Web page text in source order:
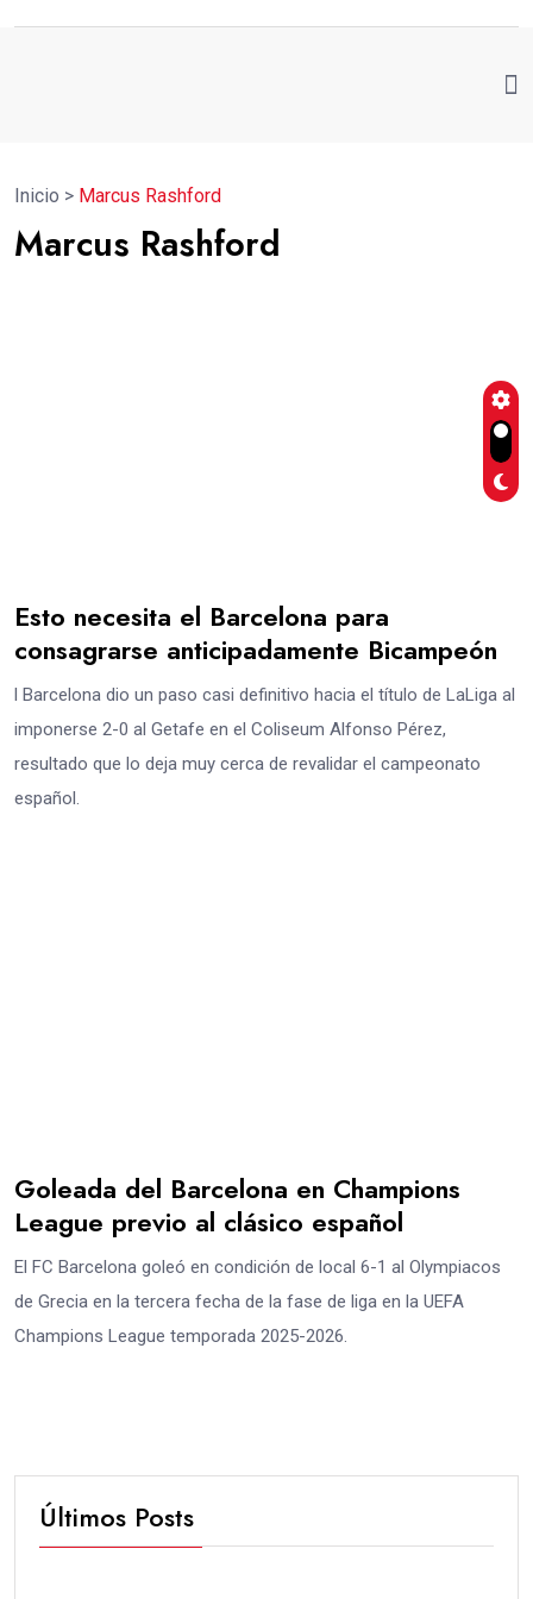
Inicio > Marcus Rashford
Marcus Rashford
Esto necesita el Barcelona para
consagrarse anticipadamente Bicampeón
l Barcelona dio un paso casi definitivo hacia el título de LaLiga al
imponerse 2-0 al Getafe en el Coliseum Alfonso Pérez,
resultado que lo deja muy cerca de revalidar el campeonato
español.
Goleada del Barcelona en Champions
League previo al clásico español
El FC Barcelona goleó en condición de local 6-1 al Olympiacos
de Grecia en la tercera fecha de la fase de liga en la UEFA
Champions League temporada 2025-2026.
Últimos Posts